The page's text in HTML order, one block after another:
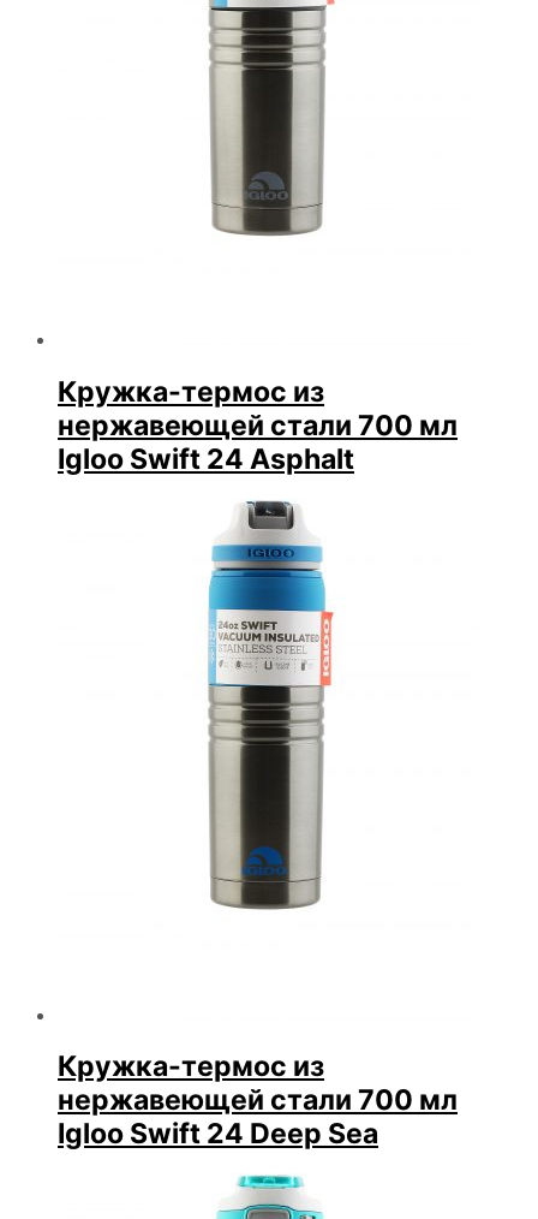
Кружка-термос из
нержавеющей стали 700 мл
Igloo Swift 24 Asphalt
Кружка-термос из
нержавеющей стали 700 мл
Igloo Swift 24 Deep Sea